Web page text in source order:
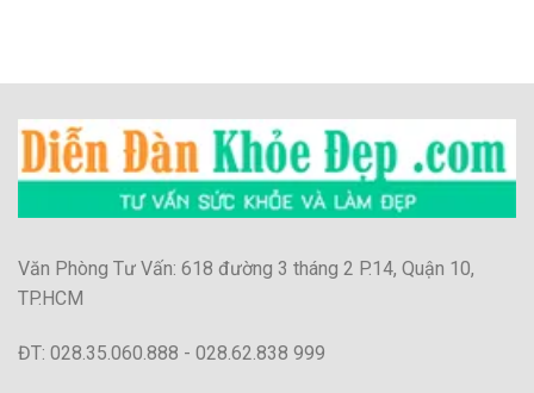
Văn Phòng Tư Vấn: 618 đường 3 tháng 2 P.14, Quận 10,
TP.HCM
ĐT: 028.35.060.888 - 028.62.838 999